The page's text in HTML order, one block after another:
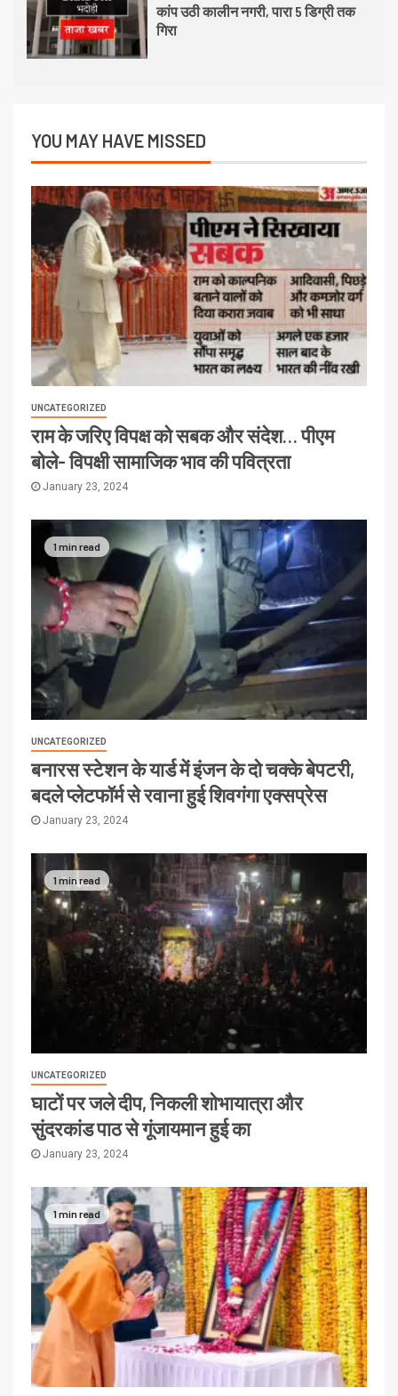
कांप उठी कालीन नगरी, पारा 5 डिग्री तक
गिरा
YOU MAY HAVE MISSED
UNCATEGORIZED
राम के जरिए विपक्ष को सबक और संदेश… पीएम
बोले- विपक्षी सामाजिक भाव की पवित्रता
January 23, 2024
1 min read
UNCATEGORIZED
बनारस स्टेशन के यार्ड में इंजन के दो चक्के बेपटरी,
बदले प्लेटफॉर्म से रवाना हुई शिवगंगा एक्सप्रेस
January 23, 2024
1 min read
UNCATEGORIZED
घाटों पर जले दीप, निकली शोभायात्रा और
सुंदरकांड पाठ से गूंजायमान हुई का
January 23, 2024
1 min read